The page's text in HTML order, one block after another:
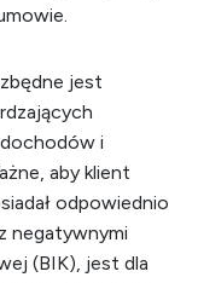
jest
i
aby klient
odpowiednio
negatywnymi
(BIK), jest dla